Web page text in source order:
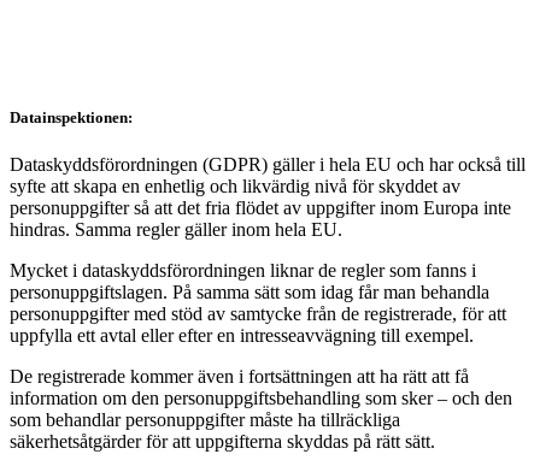
Datainspektionen:
Dataskyddsförordningen (GDPR) gäller i hela EU och har också till
syfte att skapa en enhetlig och likvärdig nivå för skyddet av
personuppgifter så att det fria flödet av uppgifter inom Europa inte
hindras. Samma regler gäller inom hela EU.
Mycket i dataskyddsförordningen liknar de regler som fanns i
personuppgiftslagen. På samma sätt som idag får man behandla
personuppgifter med stöd av samtycke från de registrerade, för att
uppfylla ett avtal eller efter en intresseavvägning till exempel.
De registrerade kommer även i fortsättningen att ha rätt att få
information om den personuppgiftsbehandling som sker – och den
som behandlar personuppgifter måste ha tillräckliga
säkerhetsåtgärder för att uppgifterna skyddas på rätt sätt.